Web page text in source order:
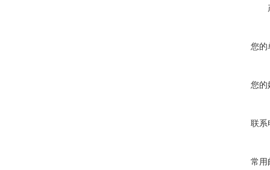
您的
您的
联系
常用